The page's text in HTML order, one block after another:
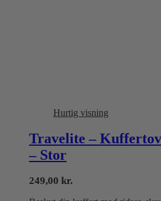
Hurtig visning
Travelite –
– Stor
249,00 kr.